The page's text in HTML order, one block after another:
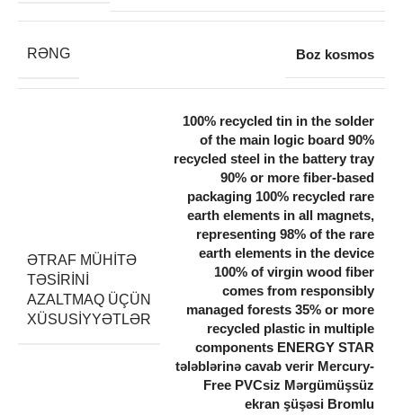
RƏNG Boz kosmos
ƏTRAF MÜHITƏ
TƏSIRINI
AZALTMAQ ÜÇÜN
XÜSUSIYYƏTLƏR
100% recycled tin in the solder
of the main logic board 90%
recycled steel in the battery tray
90% or more fiber-based
packaging 100% recycled rare
earth elements in all magnets,
representing 98% of the rare
earth elements in the device
100% of virgin wood fiber
comes from responsibly
managed forests 35% or more
recycled plastic in multiple
components ENERGY STAR
tələblərinə cavab verir Mercury-
Free PVCsiz Mərgümüşsüz
ekran şüşəsi Bromlu